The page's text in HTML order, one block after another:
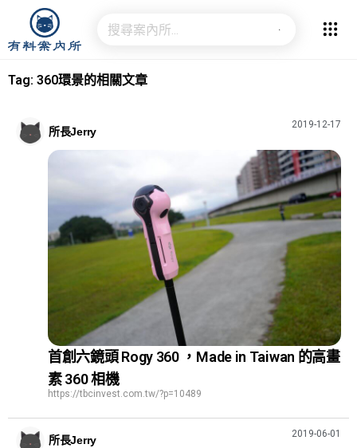
Tag: 360環景的相關文章
所長Jerry
2019-12-17
首創六鏡頭 Rogy 360 ，Made in Taiwan 的高畫
素 360 相機
https://tbcinvest.com.tw/?p=10489
所長Jerry
2019-06-01